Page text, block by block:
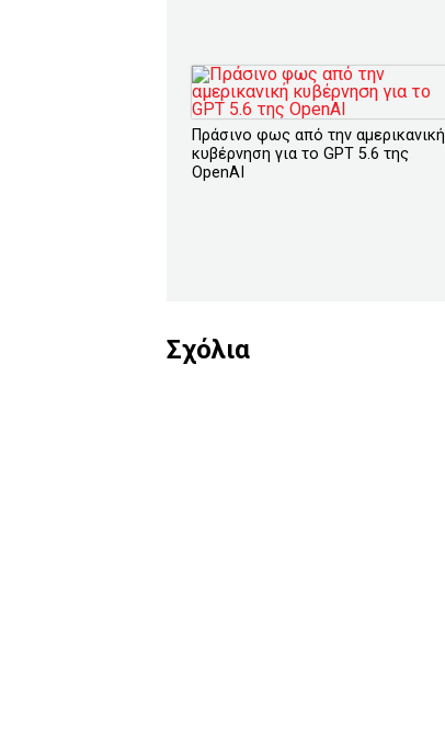
Πράσινο φως από την αμερικανική
κυβέρνηση για το GPT 5.6 της
OpenAI
Σχόλια